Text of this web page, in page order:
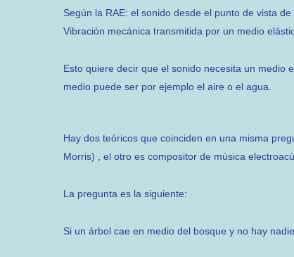
Según la RAE: el sonido desde el punto de vista
Vibración mecánica transmitida por un medio
Esto quiere decir que el sonido necesita un medio
medio puede ser por ejemplo el aire o el agua.
Hay dos teóricos que coinciden en una misma
Morris) , el otro es compositor de música
La pregunta es la siguiente:
Si un árbol cae en medio del bosque y no hay